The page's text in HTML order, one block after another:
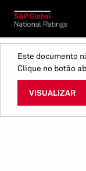
Este documento
Clique no botão
VISUALIZAR